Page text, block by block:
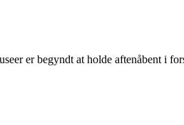
er begyndt at holde aftenåbent i